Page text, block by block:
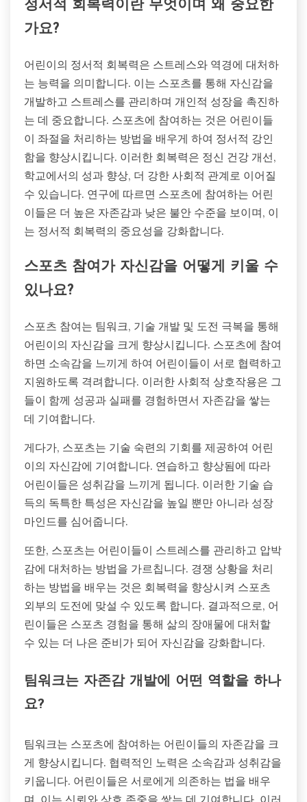
정서적 회복력이란 무엇이며 왜 중요한
가요?
어린이의 정서적 회복력은 스트레스와 역경에 대처하
는 능력을 의미합니다. 이는 스포츠를 통해 자신감을
개발하고 스트레스를 관리하며 개인적 성장을 촉진하
는 데 중요합니다. 스포츠에 참여하는 것은 어린이들
이 좌절을 처리하는 방법을 배우게 하여 정서적 강인
함을 향상시킵니다. 이러한 회복력은 정신 건강 개선,
학교에서의 성과 향상, 더 강한 사회적 관계로 이어질
수 있습니다. 연구에 따르면 스포츠에 참여하는 어린
이들은 더 높은 자존감과 낮은 불안 수준을 보이며, 이
는 정서적 회복력의 중요성을 강화합니다.
스포츠 참여가 자신감을 어떻게 키울 수
있나요?
스포츠 참여는 팀워크, 기술 개발 및 도전 극복을 통해
어린이의 자신감을 크게 향상시킵니다. 스포츠에 참여
하면 소속감을 느끼게 하여 어린이들이 서로 협력하고
지원하도록 격려합니다. 이러한 사회적 상호작용은 그
들이 함께 성공과 실패를 경험하면서 자존감을 쌓는
데 기여합니다.
게다가, 스포츠는 기술 숙련의 기회를 제공하여 어린
이의 자신감에 기여합니다. 연습하고 향상됨에 따라
어린이들은 성취감을 느끼게 됩니다. 이러한 기술 습
득의 독특한 특성은 자신감을 높일 뿐만 아니라 성장
마인드를 심어줍니다.
또한, 스포츠는 어린이들이 스트레스를 관리하고 압박
감에 대처하는 방법을 가르칩니다. 경쟁 상황을 처리
하는 방법을 배우는 것은 회복력을 향상시켜 스포츠
외부의 도전에 맞설 수 있도록 합니다. 결과적으로, 어
린이들은 스포츠 경험을 통해 삶의 장애물에 대처할
수 있는 더 나은 준비가 되어 자신감을 강화합니다.
팀워크는 자존감 개발에 어떤 역할을 하나
요?
팀워크는 스포츠에 참여하는 어린이들의 자존감을 크
게 향상시킵니다. 협력적인 노력은 소속감과 성취감을
키웁니다. 어린이들은 서로에게 의존하는 법을 배우
며, 이는 신뢰와 상호 존중을 쌓는 데 기여합니다. 이러